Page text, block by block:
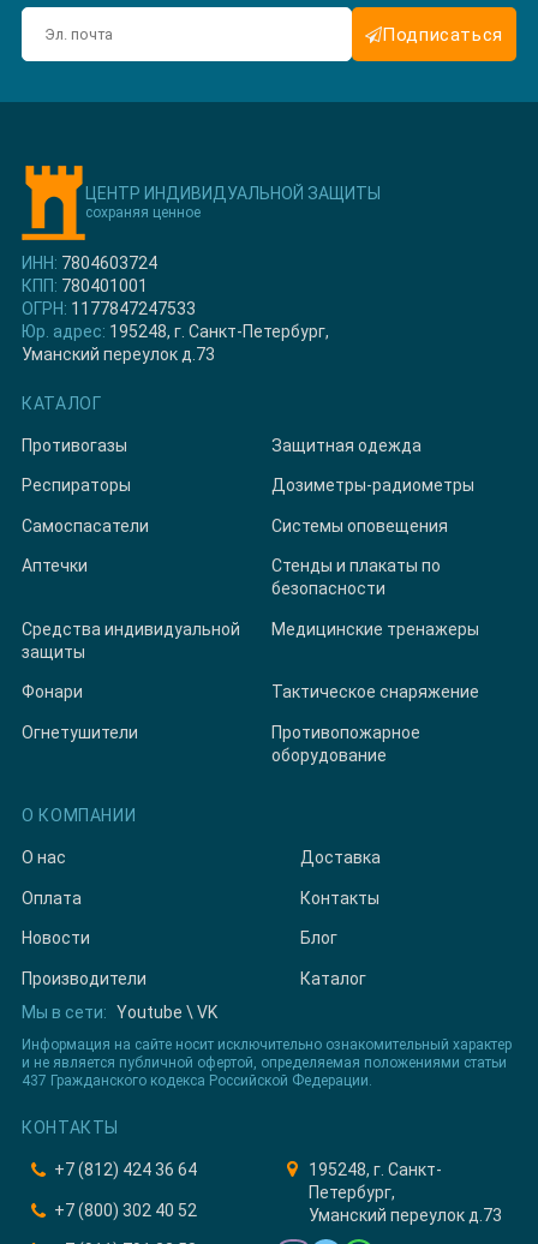
Подписаться
ЦЕНТР ИНДИВИДУАЛЬНОЙ ЗАЩИТЫ
сохраняя ценное
ИНН: 7804603724
КПП: 780401001
ОГРН: 1177847247533
Юр. адрес: 195248, г. Санкт-Петербург,
Уманский переулок д.73
КАТАЛОГ
Противогазы Защитная одежда
Респираторы Дозиметры-радиометры
Самоспасатели Системы оповещения
Аптечки
Стенды и плакаты по
безопасности
Средства индивидуальной
защиты
Медицинские тренажеры
Фонари Тактическое снаряжение
Огнетушители
Противопожарное
оборудование
О КОМПАНИИ
О нас Доставка
Оплата Контакты
Новости Блог
Производители
Каталог
Мы в сети: Youtube \ VK
Информация на сайте носит исключительно ознакомительный характер
и не является публичной офертой, определяемая положениями статьи
437 Гражданского кодекса Российской Федерации.
КОНТАКТЫ
+7 (812) 424 36 64
+7 (800) 302 40 52
195248, г. Санкт-
Петербург,
Уманский переулок д.73